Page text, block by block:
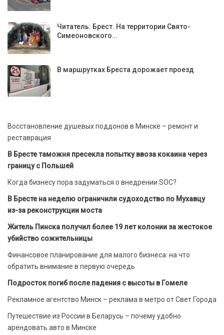
Читатель: Брест. На территории Свято-
Симеоновского…
В маршрутках Бреста дорожает проезд
Восстановление душевых поддонов в Минске – ремонт и
реставрация
В Бресте таможня пресекла попытку ввоза кокаина через
границу с Польшей
Когда бизнесу пора задуматься о внедрении SOC?
В Бресте на неделю ограничили судоходство по Мухавцу
из-за реконструкции моста
Житель Пинска получил более 19 лет колонии за жестокое
убийство сожительницы
Финансовое планирование для малого бизнеса: на что
обратить внимание в первую очередь
Подросток погиб после падения с высоты в Гомеле
Рекламное агентство Минск – реклама в метро от Свет Города
Путешествие из России в Беларусь – почему удобно
арендовать авто в Минске